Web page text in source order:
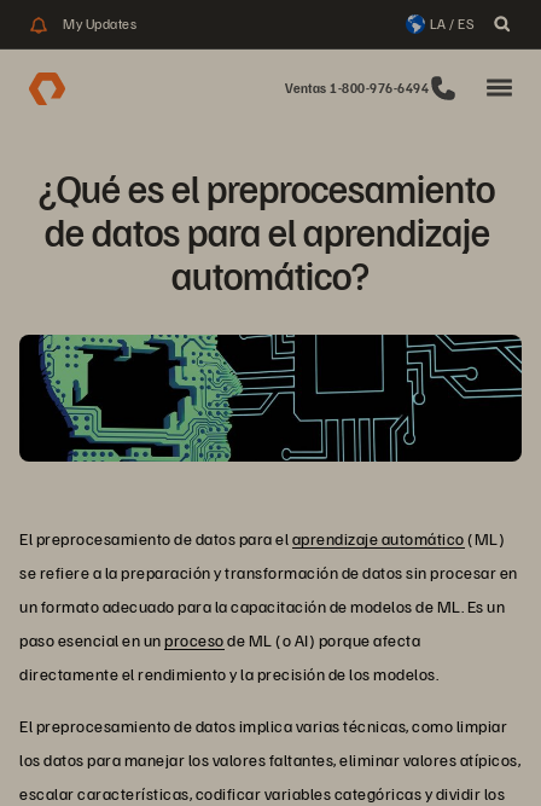
My Updates LA / ES
Ventas 1-800-976-6494
¿Qué es el preprocesamiento
de datos para el aprendizaje
automático?
El preprocesamiento de datos para elaprendizaje automático(ML)
se refiere a la preparación y transformación de datos sin procesar en
un formato adecuado para la capacitación de modelos de ML. Es un
paso esencial en unprocesode ML (o AI) porque afecta
directamente el rendimiento y la precisión de los modelos.
El preprocesamiento de datos implica varias técnicas, como limpiar
los datos para manejar los valores faltantes, eliminar valores atípicos,
escalar características, codificar variables categóricas y dividir los